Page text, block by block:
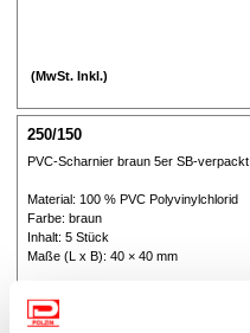
(MwSt. Inkl.)
250/150
PVC-Scharnier braun 5er SB-verpackt
Material: 100 % PVC Polyvinylchlorid
Farbe: braun
Inhalt: 5 Stück
Maße (L x B): 40 × 40 mm